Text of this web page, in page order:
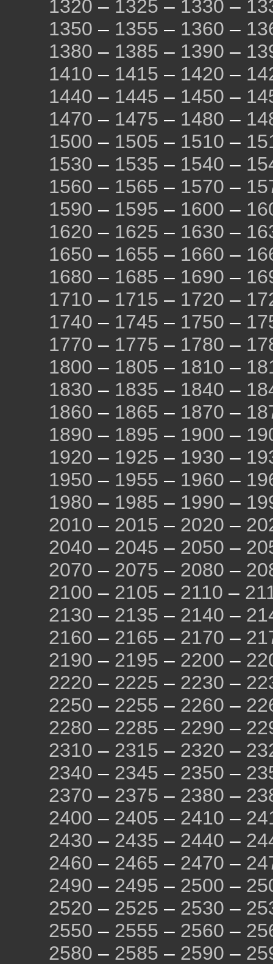
1320 – 1325 – 1330 –
1350 – 1355 – 1360 –
1380 – 1385 – 1390 –
1410 – 1415 – 1420 –
1440 – 1445 – 1450 –
1470 – 1475 – 1480 –
1500 – 1505 – 1510 –
1530 – 1535 – 1540 –
1560 – 1565 – 1570 –
1590 – 1595 – 1600 –
1620 – 1625 – 1630 –
1650 – 1655 – 1660 –
1680 – 1685 – 1690 –
1710 – 1715 – 1720 –
1740 – 1745 – 1750 –
1770 – 1775 – 1780 –
1800 – 1805 – 1810 –
1830 – 1835 – 1840 –
1860 – 1865 – 1870 –
1890 – 1895 – 1900 –
1920 – 1925 – 1930 –
1950 – 1955 – 1960 –
1980 – 1985 – 1990 –
2010 – 2015 – 2020 –
2040 – 2045 – 2050 –
2070 – 2075 – 2080 –
2100 – 2105 – 2110 –
2130 – 2135 – 2140 –
2160 – 2165 – 2170 –
2190 – 2195 – 2200 –
2220 – 2225 – 2230 –
2250 – 2255 – 2260 –
2280 – 2285 – 2290 –
2310 – 2315 – 2320 –
2340 – 2345 – 2350 –
2370 – 2375 – 2380 –
2400 – 2405 – 2410 –
2430 – 2435 – 2440 –
2460 – 2465 – 2470 –
2490 – 2495 – 2500 –
2520 – 2525 – 2530 –
2550 – 2555 – 2560 –
2580 – 2585 – 2590 –